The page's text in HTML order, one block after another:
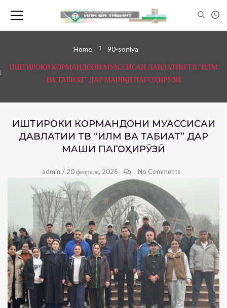
Home 90-soniya
ИШТИРОКИ КОРМАНДОНИ МУАССИСАИ ДАВЛАТИИ ТВ “ИЛМ
ВА ТАБИАТ” ДАР МАШҚИ ПАГОҲИРӮЗӢ
ИШТИРОКИ КОРМАНДОНИ МУАССИСАИ
ДАВЛАТИИ ТВ “ИЛМ ВА ТАБИАТ” ДАР
МАШҚИ ПАГОҲИРӮЗӢ
admin / 20 февраля, 2026 No Comments